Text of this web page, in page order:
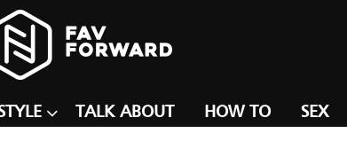
TALK ABOUT HOW TO SEX